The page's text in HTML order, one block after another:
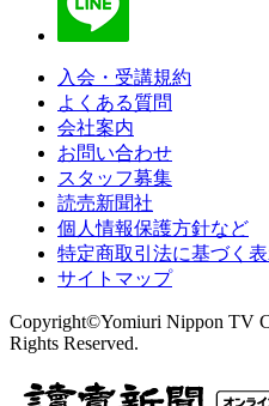
入会・受講規約
よくある質問
会社案内
お問い合わせ
スタッフ募集
読売新聞社
個人情報保護方針など
特定商取引法に基づく
サイトマップ
Copyright©Yomiuri Nippon TV
Rights Reserved.